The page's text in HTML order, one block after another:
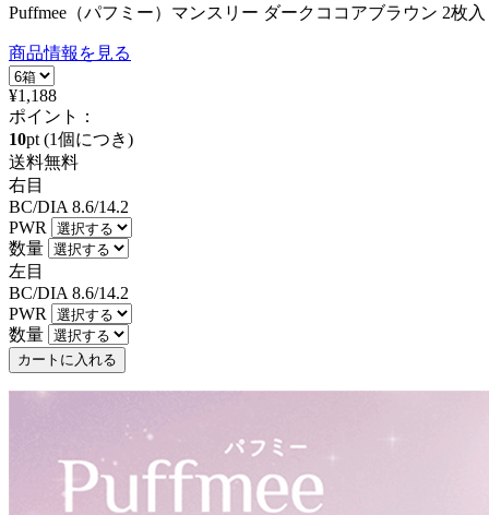
Puffmee（パフミー）マンスリー ダークココアブラウン 2枚
商品情報を見る
¥1,188
ポイント：
10pt (1個につき)
送料無料
右目
BC/DIA 8.6/14.2
PWR
数量
左目
BC/DIA 8.6/14.2
PWR
数量
カートに入れる